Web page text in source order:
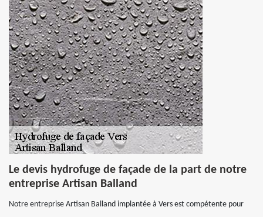
Le devis hydrofuge de façade de la part de notre
entreprise Artisan Balland
Notre entreprise Artisan Balland implantée à Vers est compétente pour